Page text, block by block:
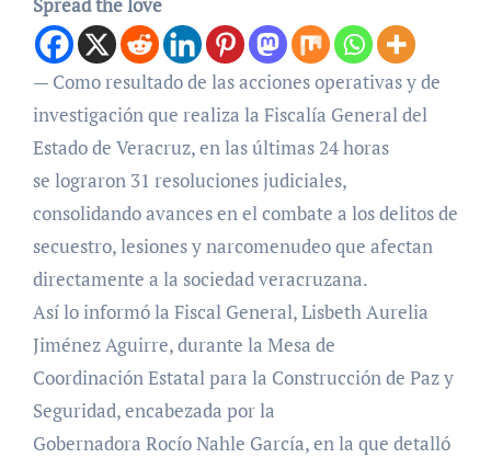
Spread the love
— Como resultado de las acciones operativas y de
investigación que realiza la Fiscalía General del
Estado de Veracruz, en las últimas 24 horas
se lograron 31 resoluciones judiciales,
consolidando avances en el combate a los delitos de
secuestro, lesiones y narcomenudeo que afectan
directamente a la sociedad veracruzana.
Así lo informó la Fiscal General, Lisbeth Aurelia
Jiménez Aguirre, durante la Mesa de
Coordinación Estatal para la Construcción de Paz y
Seguridad, encabezada por la
Gobernadora Rocío Nahle García, en la que detalló